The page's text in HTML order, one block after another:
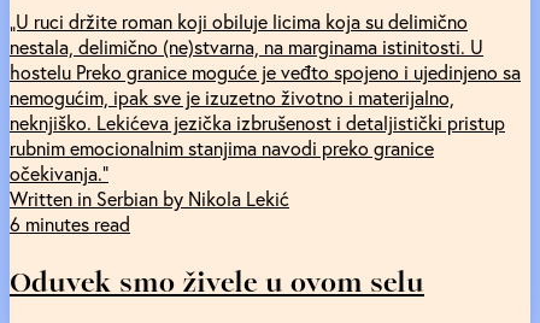
„U ruci držite roman koji obiluje licima koja su delimično
nestala, delimično (ne)stvarna, na marginama istinitosti. U
hostelu Preko granice moguće je veđto spojeno i ujedinjeno sa
nemogućim, ipak sve je izuzetno životno i materijalno,
neknjiško. Lekićeva jezička izbrušenost i detaljistički pristup
rubnim emocionalnim stanjima navodi preko granice
očekivanja.“
Written in Serbian by Nikola Lekić
6 minutes read
Oduvek smo živele u ovom selu